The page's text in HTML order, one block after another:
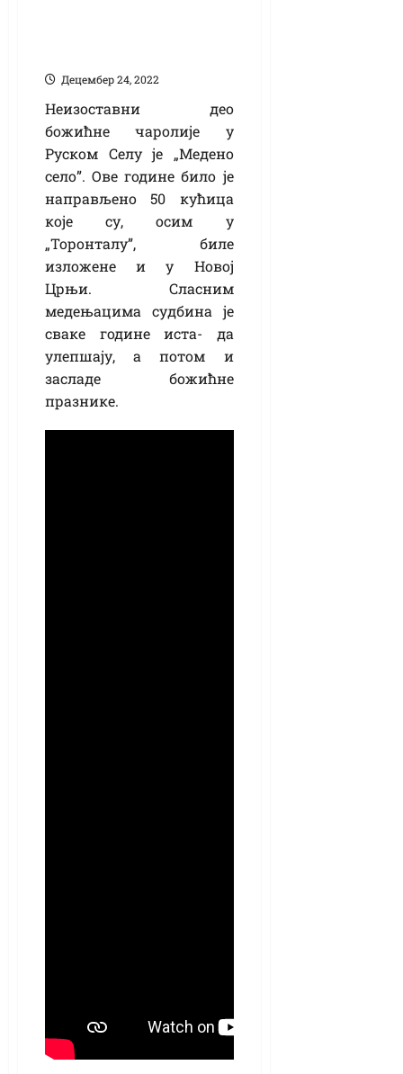
Децембер 24, 2022
Неизоставни део
божићне чаролије у
Руском Селу је „Медено
село”. Ове године било је
направљено 50 кућица
које су, осим у
„Торонталу”, биле
изложене и у Новој
Црњи. Сласним
медењацима судбина је
сваке године иста- да
улепшају, а потом и
засладе божићне
празнике.